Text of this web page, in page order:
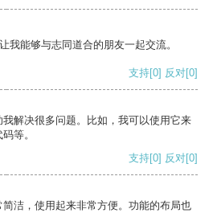
我能够与志同道合的朋友一起交流。
支持[0] 反对[0]
解决很多问题。比如，我可以使用它来
等。
支持[0] 反对[0]
洁，使用起来非常方便。功能的布局也